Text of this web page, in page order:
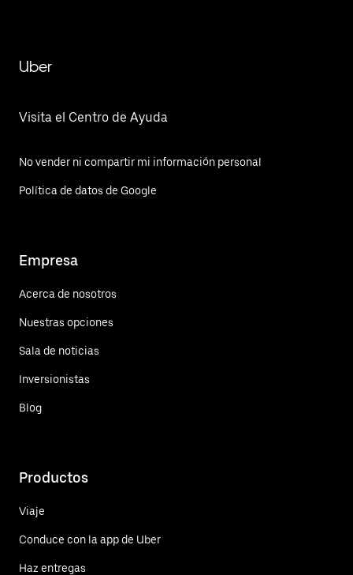
Uber
Visita el Centro de Ayuda
No vender ni compartir mi información personal
Política de datos de Google
Empresa
Acerca de nosotros
Nuestras opciones
Sala de noticias
Inversionistas
Blog
Productos
Viaje
Conduce con la app de Uber
Haz entregas